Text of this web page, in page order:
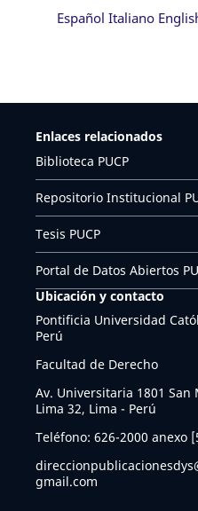
Español Italiano
Enlaces relacionados
Biblioteca PUCP
Repositorio Institucional
Tesis PUCP
Portal de Datos Abiertos
Ubicación y contacto
Pontificia Universidad
Perú
Facultad de Derecho
Av. Universitaria 1801 San
Lima 32, Lima - Perú
Teléfono: 626-2000 anexo
gmail.com